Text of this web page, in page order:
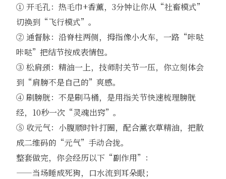
① 开毛孔：热毛巾+香薰，3分钟让你从“社畜模式”
切换到“飞行模式”。
② 通督脉：沿脊柱两侧，拇指像小火车，一路“咔哒
咔哒”把结节按成表情包。
③ 松肩颈：精油一上，技师肘关节一压，你立刻体会
到“肩膀不是自己的”爽感。
④ 刷膀胱：不是刷马桶，是用指关节快速梳理膀胱
经，10秒一次“灵魂出窍”。
⑤ 收元气：小腹顺时针打圈，配合薰衣草精油，把散
成二维码的“元气”手动合拢。
整套做完，你会经历以下“副作用”：
——当场睡成死狗，口水流到耳朵眼；